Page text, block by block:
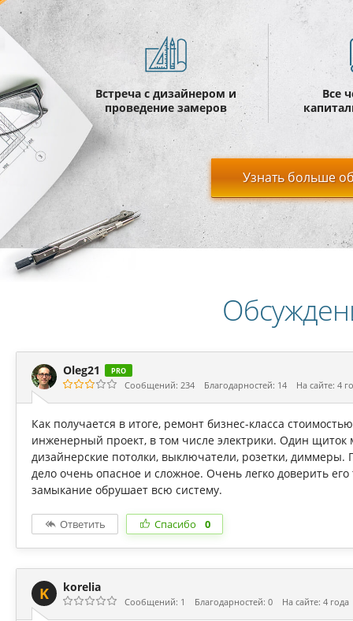
Встреча с дизайнером и
проведение замеров
Все
Узнать больше
Oleg21 PRO
Сообщений: 234 Благодарностей: 14 На сайте: 4
Как получается в итоге, ремонт бизнес-класса
инженерный проект, в том числе электрики. Один щиток
дизайнерские потолки, выключатели, розетки,
дело очень опасное и сложное. Очень легко доверить
замыкание обрушает всю систему.
Ответить Спасибо 0
K korelia
Сообщений: 1 Благодарностей: 0 На сайте: 4 года